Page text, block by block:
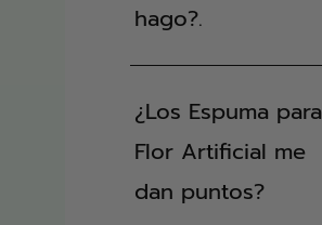
hago?.
¿Los Espuma para
Flor Artificial me
dan puntos?